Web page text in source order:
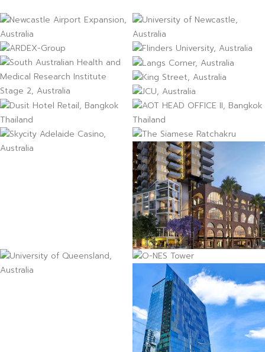
and Medical Research
Institute Stage 2, Australia
Langs Corner, Australia
King Street, Australia
JCU, Australia
Dusit Hotel Retail, Bangkok
Thailand
AOT HEAD OFFICE II,
Bangkok Thailand
Skycity Adelaide Casino,
Australia
The Siamese Ratchakru
The Escala, Australia
O-NES Tower
Rasa Tower
Condolette Ize
The Oasis Tower
Silom Square, Bangkok